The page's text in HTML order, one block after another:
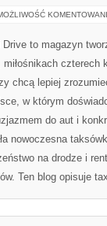
Drive to magazyn
miłośnikach czterech
chcą lepiej
w którym
do aut i
nowoczesna
na drodze i
Ten blog opisuje